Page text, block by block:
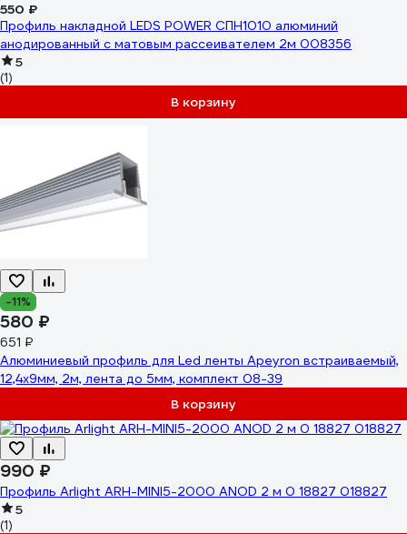
550 ₽
Профиль накладной LEDS POWER СПН1010 алюминий
анодированный с матовым рассеивателем 2м 008356
5
(1)
В корзину
-11%
580 ₽
651 ₽
Алюминиевый профиль для Led ленты Apeyron встраиваемый,
12,4x9мм, 2м, лента до 5мм, комплект 08-39
В корзину
990 ₽
Профиль Arlight ARH-MINI5-2000 ANOD 2 м 0 18827 018827
5
(1)